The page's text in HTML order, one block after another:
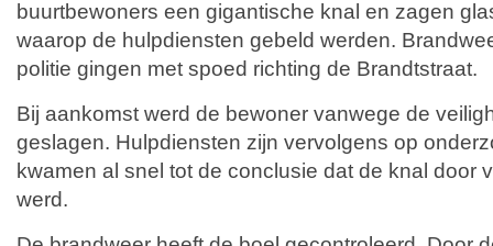
buurtbewoners een gigantische knal en zagen
waarop de hulpdiensten gebeld werden.
politie gingen met spoed richting de Brandtstraat.
Bij aankomst werd de bewoner vanwege de
geslagen. Hulpdiensten zijn vervolgens op
kwamen al snel tot de conclusie dat de knal door
werd.